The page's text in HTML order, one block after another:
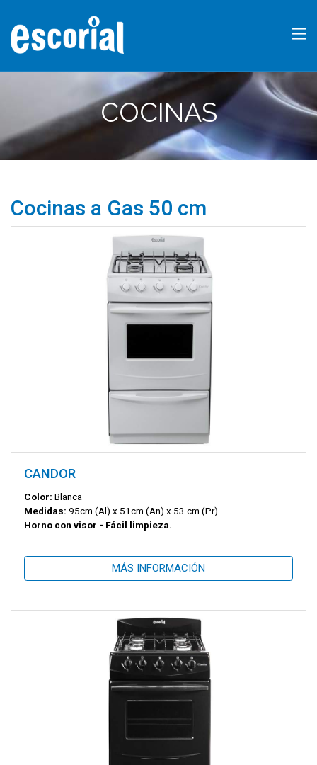
COCINAS
Cocinas a Gas 50 cm
CANDOR
Color: Blanca
Medidas: 95cm (Al) x 51cm (An) x 53 cm (Pr)
Horno con visor - Fácil limpieza.
MÁS INFORMACIÓN